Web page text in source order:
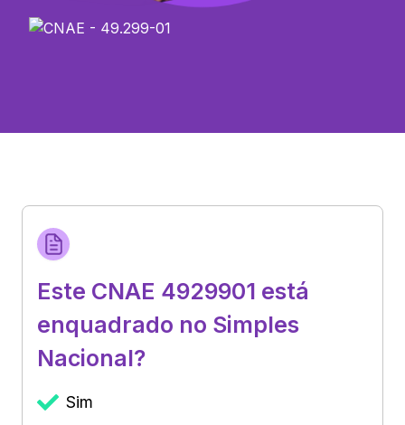
Este CNAE 4929901 está
enquadrado no Simples
Nacional?
Sim